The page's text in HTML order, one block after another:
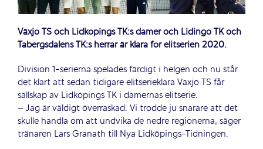
Växjö TS och Lidköpings TK:s damer och Lidingö TK och
Tabergsdalens TK:s herrar är klara för elitserien 2020.
Division 1-serierna spelades färdigt i helgen och nu står
det klart att sedan tidigare elitserieklara Växjö TS får
sällskap av Lidköpings TK i damernas elitserie.
– Jag är väldigt överraskad. Vi trodde ju snarare att det
skulle handla om att undvika de nedre regionerna, säger
tränaren Lars Granath till Nya Lidköpings-Tidningen.